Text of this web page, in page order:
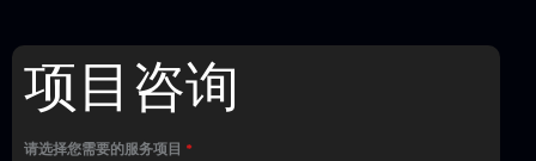
项目咨询
请选择您需要的服务项目 *